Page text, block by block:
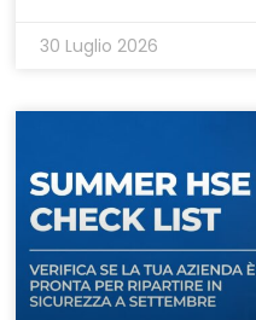
30 Luglio 2026